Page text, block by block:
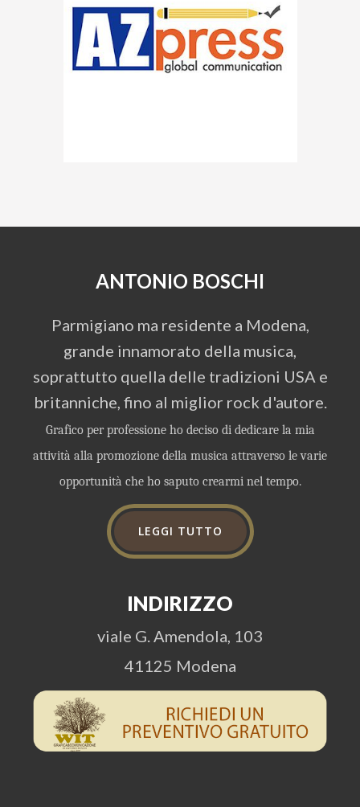
ANTONIO BOSCHI
Parmigiano ma residente a Modena,
grande innamorato della musica,
soprattutto quella delle tradizioni USA e
britanniche, fino al miglior rock d'autore.
Grafico per professione ho deciso di dedicare la mia
attività alla promozione della musica attraverso le varie
opportunità che ho saputo crearmi nel tempo.
LEGGI TUTTO
INDIRIZZO
viale G. Amendola, 103
41125 Modena